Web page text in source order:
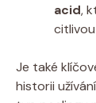
acid,
Je také
historii